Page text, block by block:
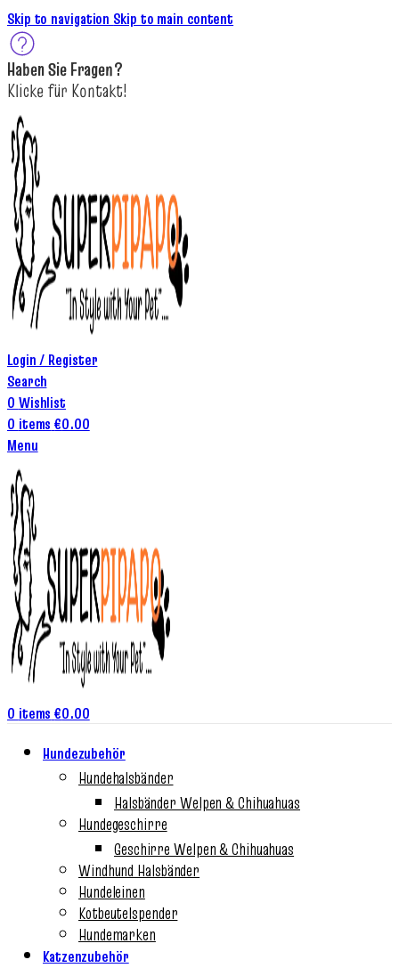
Skip to navigation Skip to main content
Haben SieFragen?
Klicke für Kontakt!
Login / Register
Search
0 Wishlist
0 items €0.00
Menu
0 items €0.00
Hundezubehör
Hundehalsbänder
Halsbänder Welpen & Chihuahuas
Hundegeschirre
Geschirre Welpen & Chihuahuas
Windhund Halsbänder
Hundeleinen
Kotbeutelspender
Hundemarken
Katzenzubehör